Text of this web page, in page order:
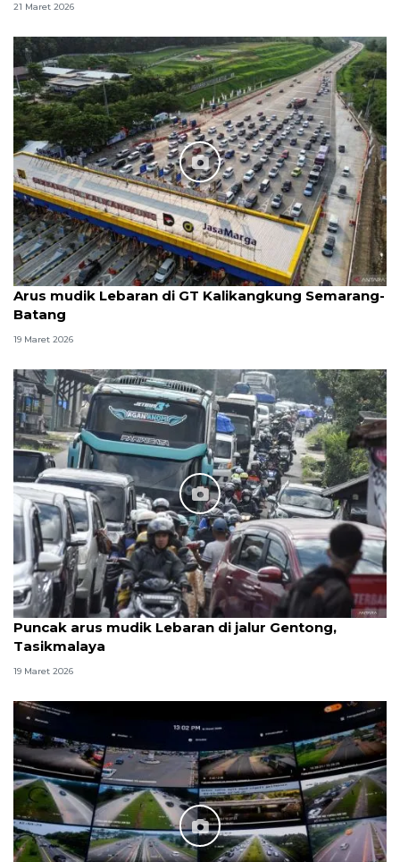
21 Maret 2026
Arus mudik Lebaran di GT Kalikangkung Semarang-
Batang
19 Maret 2026
Puncak arus mudik Lebaran di jalur Gentong,
Tasikmalaya
19 Maret 2026